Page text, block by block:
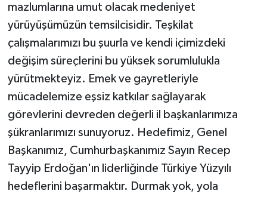
mazlumlarına umut olacak medeniyet
yürüyüşümüzün temsilcisidir. Teşkilat
çalışmalarımızı bu şuurla ve kendi içimizdeki
değişim süreçlerini bu yüksek sorumlulukla
yürütmekteyiz. Emek ve gayretleriyle
mücadelemize eşsiz katkılar sağlayarak
görevlerini devreden değerli il başkanlarımıza
şükranlarımızı sunuyoruz. Hedefimiz, Genel
Başkanımız, Cumhurbaşkanımız Sayın Recep
Tayyip Erdoğan'ın liderliğinde Türkiye Yüzyılı
hedeflerini başarmaktır. Durmak yok, yola